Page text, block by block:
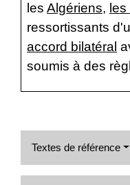
les Algériens,
ressortissants
accord bilatéral
soumis à des
Textes de référence